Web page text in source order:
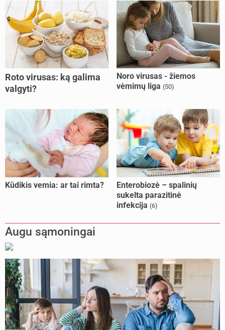
Roto virusas: ką galima
valgyti?
Noro virusas - žiemos
vėmimų liga (50)
Kūdikis vemia: ar tai rimta?
Enterobiozė – spalinių
sukelta parazitinė
infekcija (6)
Augu sąmoningai